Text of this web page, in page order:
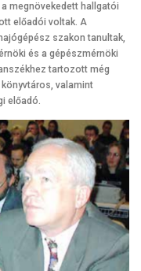
a megnövekedett hallgatói
előadói voltak. A
szakon tanultak,
és a gépészmérnöki
tartozott még
valamint
előadó.